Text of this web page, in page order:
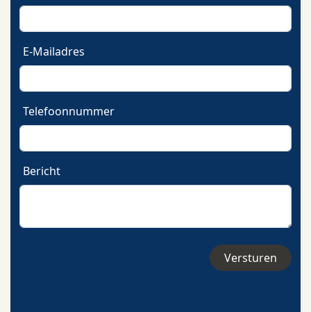
E-Mailadres
Telefoonnummer
Bericht